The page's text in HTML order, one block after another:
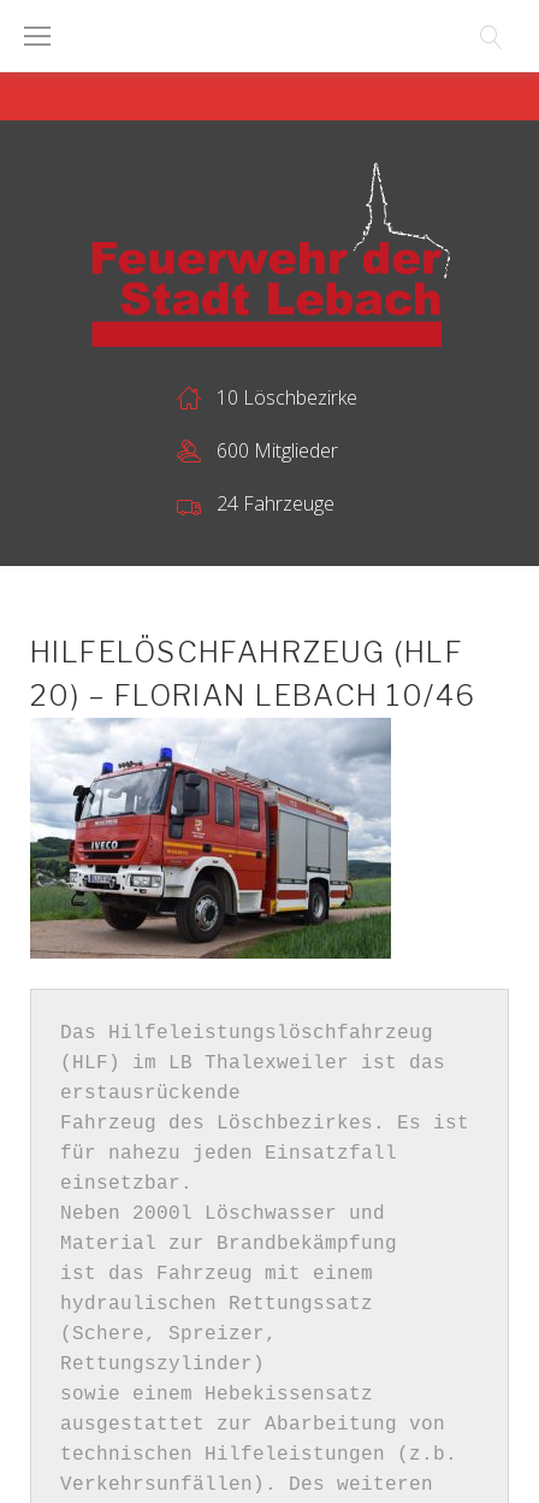
10 Löschbezirke
600 Mitglieder
24 Fahrzeuge
FAHRZEUGE
–
LB
THALEXWEILER
HILFELÖSCHFAHRZEUG (HLF
20) – FLORIAN LEBACH 10/46
Das Hilfeleistungslöschfahrzeug
(HLF) im LB Thalexweiler ist das
erstausrückende
Fahrzeug des Löschbezirkes. Es ist
für nahezu jeden Einsatzfall
einsetzbar.
Neben 2000l Löschwasser und
Material zur Brandbekämpfung
ist das Fahrzeug mit einem
hydraulischen Rettungssatz
(Schere, Spreizer,
Rettungszylinder)
sowie einem Hebekissensatz
ausgestattet zur Abarbeitung von
technischen Hilfeleistungen (z.b.
Verkehrsunfällen). Des weiteren